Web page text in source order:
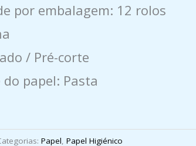
por embalagem: 12 rolos
/ Pré-corte
papel: Pasta
Papel, Papel Higiénico